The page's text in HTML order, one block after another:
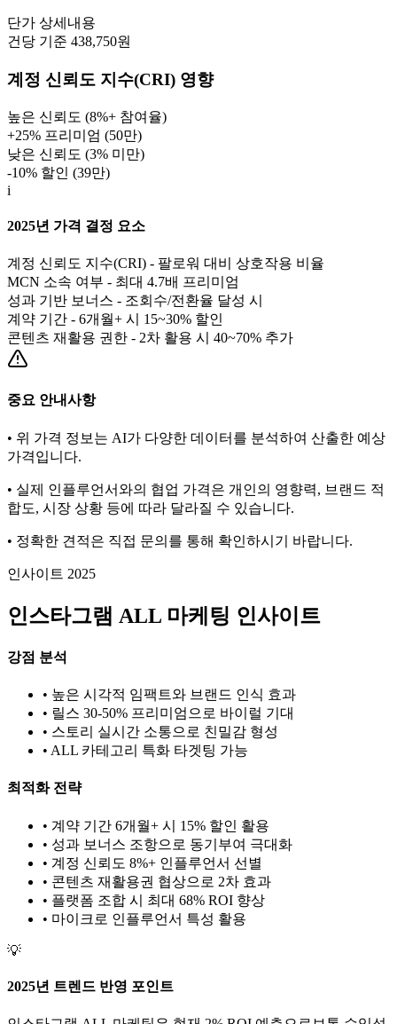
단가 상세내용
건당 기준 438,750원
계정 신뢰도 지수(CRI) 영향
높은 신뢰도 (8%+ 참여율)
+25% 프리미엄 (50만)
낮은 신뢰도 (3% 미만)
-10% 할인 (39만)
i
2025년 가격 결정 요소
계정 신뢰도 지수(CRI) - 팔로워 대비 상호작용 비율
MCN 소속 여부 - 최대 4.7배 프리미엄
성과 기반 보너스 - 조회수/전환율 달성 시
계약 기간 - 6개월+ 시 15~30% 할인
콘텐츠 재활용 권한 - 2차 활용 시 40~70% 추가
중요 안내사항
• 위 가격 정보는 AI가 다양한 데이터를 분석하여 산출한 예상
가격입니다.
• 실제 인플루언서와의 협업 가격은 개인의 영향력, 브랜드 적
합도, 시장 상황 등에 따라 달라질 수 있습니다.
• 정확한 견적은 직접 문의를 통해 확인하시기 바랍니다.
인사이트 2025
인스타그램 ALL 마케팅 인사이트
강점 분석
• 높은 시각적 임팩트와 브랜드 인식 효과
• 릴스 30-50% 프리미엄으로 바이럴 기대
• 스토리 실시간 소통으로 친밀감 형성
• ALL 카테고리 특화 타겟팅 가능
최적화 전략
• 계약 기간 6개월+ 시 15% 할인 활용
• 성과 보너스 조항으로 동기부여 극대화
• 계정 신뢰도 8%+ 인플루언서 선별
• 콘텐츠 재활용권 협상으로 2차 효과
• 플랫폼 조합 시 최대 68% ROI 향상
• 마이크로 인플루언서 특성 활용
💡
2025년 트렌드 반영 포인트